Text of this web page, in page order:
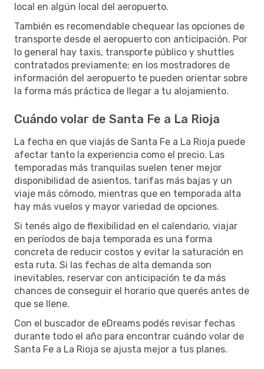
local en algún local del aeropuerto.
También es recomendable chequear las opciones de
transporte desde el aeropuerto con anticipación. Por
lo general hay taxis, transporte público y shuttles
contratados previamente; en los mostradores de
información del aeropuerto te pueden orientar sobre
la forma más práctica de llegar a tu alojamiento.
Cuándo volar de Santa Fe a La Rioja
La fecha en que viajás de Santa Fe a La Rioja puede
afectar tanto la experiencia como el precio. Las
temporadas más tranquilas suelen tener mejor
disponibilidad de asientos, tarifas más bajas y un
viaje más cómodo, mientras que en temporada alta
hay más vuelos y mayor variedad de opciones.
Si tenés algo de flexibilidad en el calendario, viajar
en períodos de baja temporada es una forma
concreta de reducir costos y evitar la saturación en
esta ruta. Si las fechas de alta demanda son
inevitables, reservar con anticipación te da más
chances de conseguir el horario que querés antes de
que se llene.
Con el buscador de eDreams podés revisar fechas
durante todo el año para encontrar cuándo volar de
Santa Fe a La Rioja se ajusta mejor a tus planes.